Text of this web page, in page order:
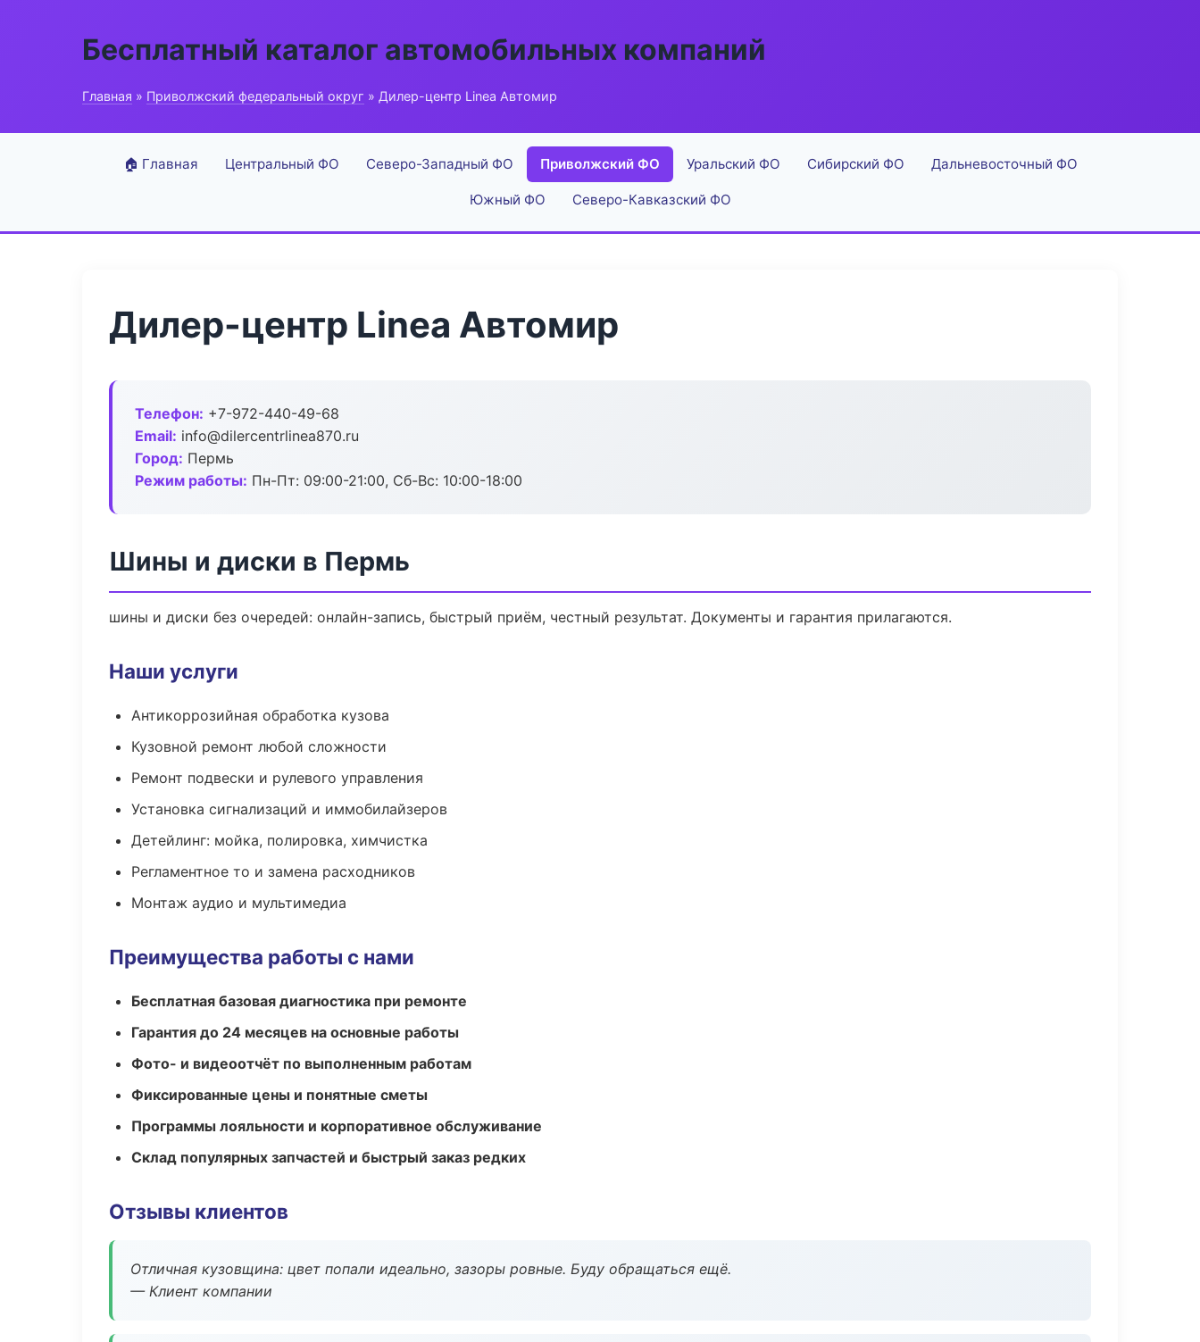
Бесплатный каталог автомобильных компаний
Главная » Приволжский федеральный округ » Дилер-центр Linea Автомир
🏠 Главная Центральный ФО Северо-Западный ФО Приволжский ФО Уральский ФО Сибирский ФО Дальневосточный ФО
Южный ФО Северо-Кавказский ФО
Дилер-центр Linea Автомир
Телефон: +7-972-440-49-68
Email: info@dilercentrlinea870.ru
Город: Пермь
Режим работы: Пн-Пт: 09:00-21:00, Сб-Вс: 10:00-18:00
Шины и диски в Пермь
шины и диски без очередей: онлайн-запись, быстрый приём, честный результат. Документы и гарантия прилагаются.
Наши услуги
Антикоррозийная обработка кузова
Кузовной ремонт любой сложности
Ремонт подвески и рулевого управления
Установка сигнализаций и иммобилайзеров
Детейлинг: мойка, полировка, химчистка
Регламентное то и замена расходников
Монтаж аудио и мультимедиа
Преимущества работы с нами
Бесплатная базовая диагностика при ремонте
Гарантия до 24 месяцев на основные работы
Фото- и видеоотчёт по выполненным работам
Фиксированные цены и понятные сметы
Программы лояльности и корпоративное обслуживание
Склад популярных запчастей и быстрый заказ редких
Отзывы клиентов
Отличная кузовщина: цвет попали идеально, зазоры ровные. Буду обращаться ещё.
— Клиент компании